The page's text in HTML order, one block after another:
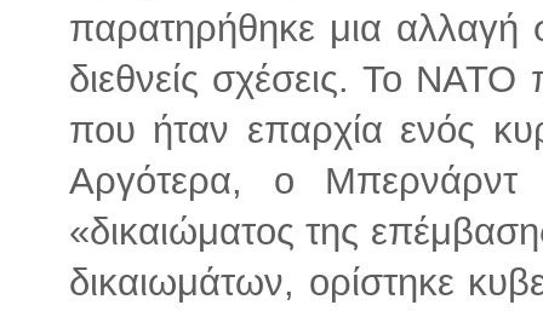
παρατηρήθηκε μια αλλαγή
διεθνείς σχέσεις. Το
που ήταν επαρχία ενός
Αργότερα, ο
«δικαιώματος της
δικαιωμάτων, ορίστηκε